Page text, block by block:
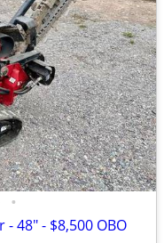
•
48" - $8,500 OBO